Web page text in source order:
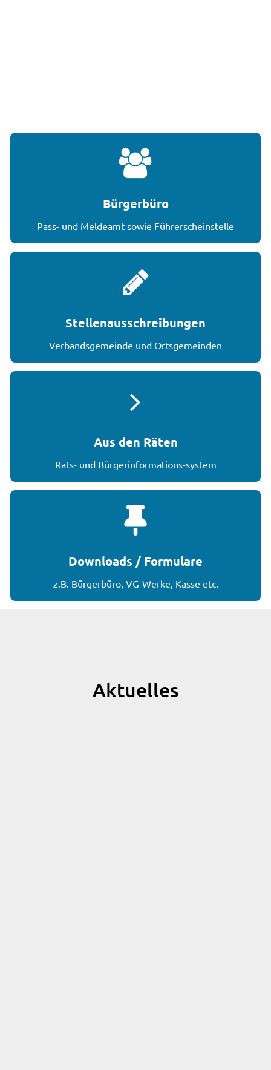
Bürgerbüro
Pass- und Meldeamt sowie Führerscheinstelle
Stellenausschreibungen
Verbandsgemeinde und Ortsgemeinden
Aus den Räten
Rats- und Bürgerinformations-system
Downloads / Formulare
z.B. Bürgerbüro, VG-Werke, Kasse etc.
Aktuelles